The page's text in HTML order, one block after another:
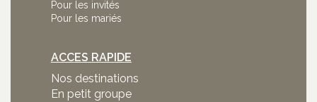
Pour les invités
Pour les mariés
ACCES RAPIDE
Nos destinations
En petit groupe